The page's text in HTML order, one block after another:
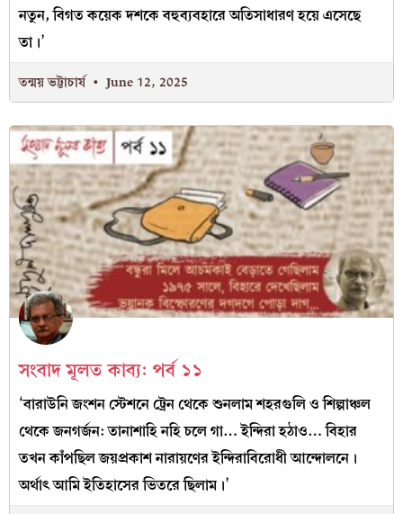
নতুন, বিগত কয়েক দশকে বহুব্যবহারে অতিসাধারণ হয়ে এসেছে
তা।’
তন্ময় ভট্টাচার্য June 12, 2025
সংবাদ মূলত কাব‍্য: পর্ব ১১
‘বারাউনি জংশন স্টেশনে ট্রেন থেকে শুনলাম শহরগুলি ও শিল্পাঞ্চল
থেকে জনগর্জন: তানাশাহি নহি চলে গা… ইন্দিরা হঠাও… বিহার
তখন কাঁপছিল জয়প্রকাশ নারায়ণের ইন্দিরাবিরোধী আন্দোলনে।
অর্থাৎ আমি ইতিহাসের ভিতরে ছিলাম।’